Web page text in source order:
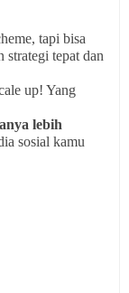
tapi bisa
strategi tepat dan
up! Yang
lebih
sosial kamu